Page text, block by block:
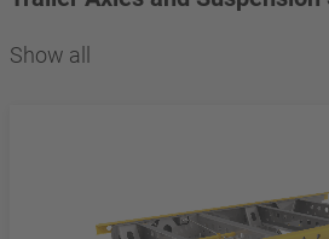
Show all